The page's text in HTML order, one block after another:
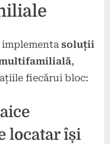
soluții
,
fiecărui bloc:
locatar își